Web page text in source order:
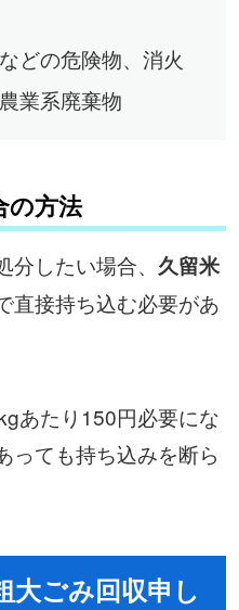
どの危険物、消火
業系廃棄物
の方法
したい場合、 久留米
直接持ち込む必要があ
あたり150円必要にな
っても持ち込みを断ら
大ごみ回収申し